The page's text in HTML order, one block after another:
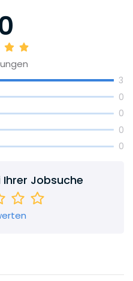
3
0
0
0
0
Ihrer Jobsuche